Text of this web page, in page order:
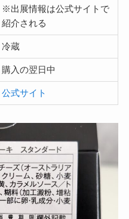
※出展情報は公式サイトで
紹介される
冷蔵
購入の翌日中
公式サイト